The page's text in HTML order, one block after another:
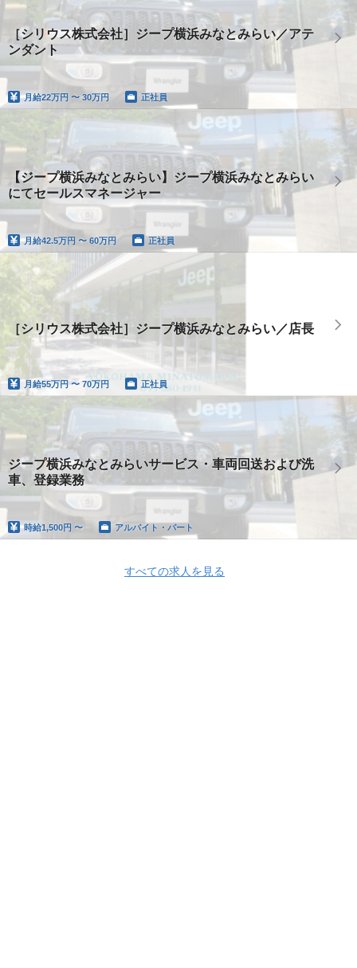
［シリウス株式会社］ジープ横浜みなとみらい／アテ
ンダント
月給22万円 〜 30万円 正社員
【ジープ横浜みなとみらい】ジープ横浜みなとみらい
にてセールスマネージャー
月給42.5万円 〜 60万円 正社員
［シリウス株式会社］ジープ横浜みなとみらい／店長
月給55万円 〜 70万円 正社員
ジープ横浜みなとみらいサービス・車両回送および洗
車、登録業務
時給1,500円 〜 アルバイト・パート
すべての求人を見る